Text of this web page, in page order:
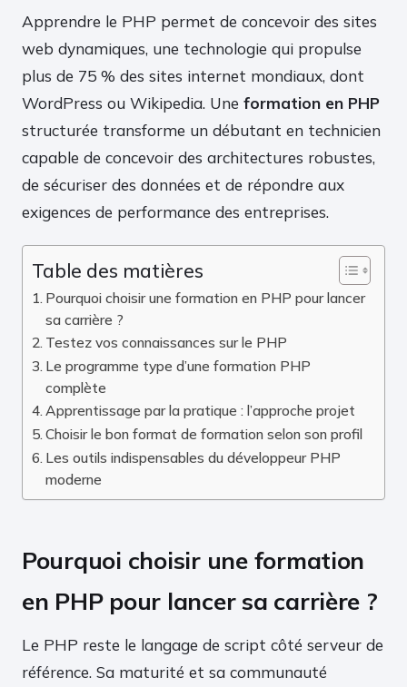
Apprendre le PHP permet de concevoir des sites
web dynamiques, une technologie qui propulse
plus de 75 % des sites internet mondiaux, dont
WordPress ou Wikipedia. Une formation en PHP
structurée transforme un débutant en technicien
capable de concevoir des architectures robustes,
de sécuriser des données et de répondre aux
exigences de performance des entreprises.
Table des matières
Pourquoi choisir une formation en PHP pour lancer
sa carrière ?
Testez vos connaissances sur le PHP
Le programme type d’une formation PHP
complète
Apprentissage par la pratique : l’approche projet
Choisir le bon format de formation selon son profil
Les outils indispensables du développeur PHP
moderne
Pourquoi choisir une formation
en PHP pour lancer sa carrière ?
Le PHP reste le langage de script côté serveur de
référence. Sa maturité et sa communauté